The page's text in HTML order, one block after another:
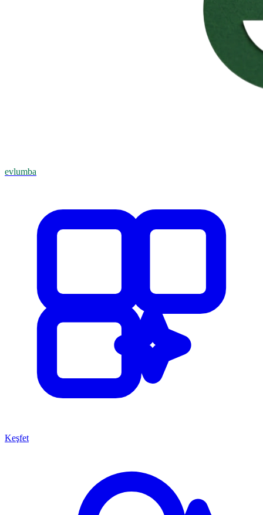
evlumba
Keşfet